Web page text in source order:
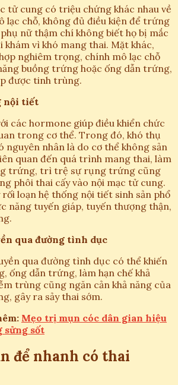
tử cung có triệu chứng khác nhau về
lạc chỗ, không đủ điều kiện để trứng
nữ thậm chí không biết họ bị mắc
khám vì khó mang thai. Mặt khác,
nghiêm trọng, chính mô lạc chỗ
buồng trứng hoặc ống dẫn trứng,
được tinh trùng.
nội tiết
các hormone giúp điều khiển chức
trong cơ thể. Trong đó, khó thụ
nguyên nhân là do cơ thể không sản
quan đến quá trình mang thai, làm
trứng, trì trệ sự rụng trứng cũng
phôi thai cấy vào nội mạc tử cung.
rối loạn hệ thống nội tiết sinh sản phổ
năng tuyến giáp, tuyến thượng thận,
qua đường tình dục
qua đường tình dục có thể khiến
ống dẫn trứng, làm hạn chế khả
trùng cũng ngăn cản khả năng của
gây ra sảy thai sớm.
Mẹo trị mụn cóc dân gian hiệu
sửng sốt
để nhanh có thai